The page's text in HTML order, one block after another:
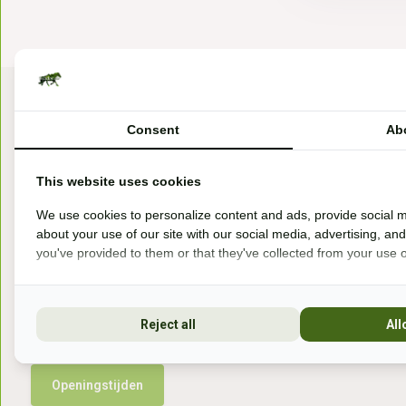
Bezoek onze winkel
Handelsweg 6a
aan de Duitse grens, aan de A12/A3
Openingstijden
Consent
This website uses cookies
We use cookies to personalize content and ads, provide social
about your use of our site with our social media, advertising,
you've provided to them or that they've collected from your use
Reject all